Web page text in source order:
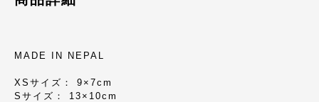
MADE IN NEPAL
XSサイズ： 9×7cm
Sサイズ： 13×10cm